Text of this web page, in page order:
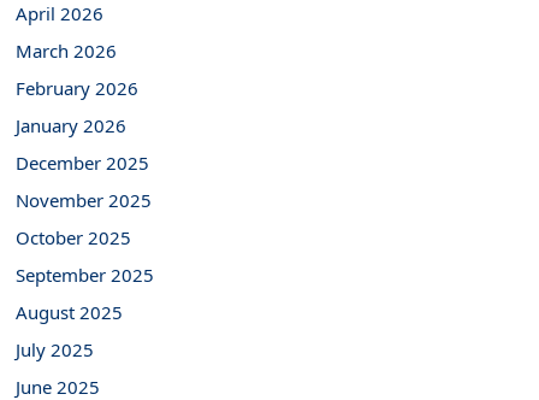
April 2026
March 2026
February 2026
January 2026
December 2025
November 2025
October 2025
September 2025
August 2025
July 2025
June 2025